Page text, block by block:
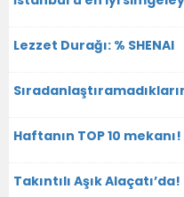
Lezzet Durağı: % SHENAI
Haftanın TOP 10 mekanı!
Takıntılı Aşık Alaçatı’da!